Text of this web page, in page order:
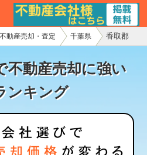
不動産売却・査定 千葉県 香取郡
不動産売却に強い
ンキング
会社様